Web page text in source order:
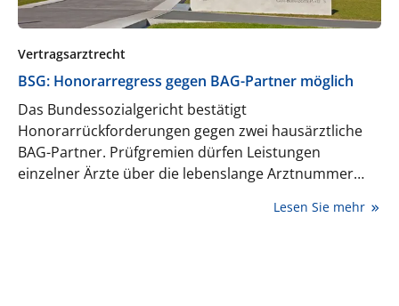
Vertragsarztrecht
BSG: Honorarregress gegen BAG-Partner möglich
Das Bundessozialgericht bestätigt
Honorarrückforderungen gegen zwei hausärztliche
BAG-Partner. Prüfgremien dürfen Leistungen
einzelner Ärzte über die lebenslange Arztnummer
Lesen Sie mehr